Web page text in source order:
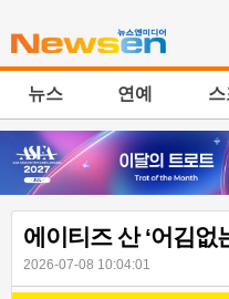
뉴스 연예
에이티즈 산 ‘어김없
2026-07-08 10:04:01